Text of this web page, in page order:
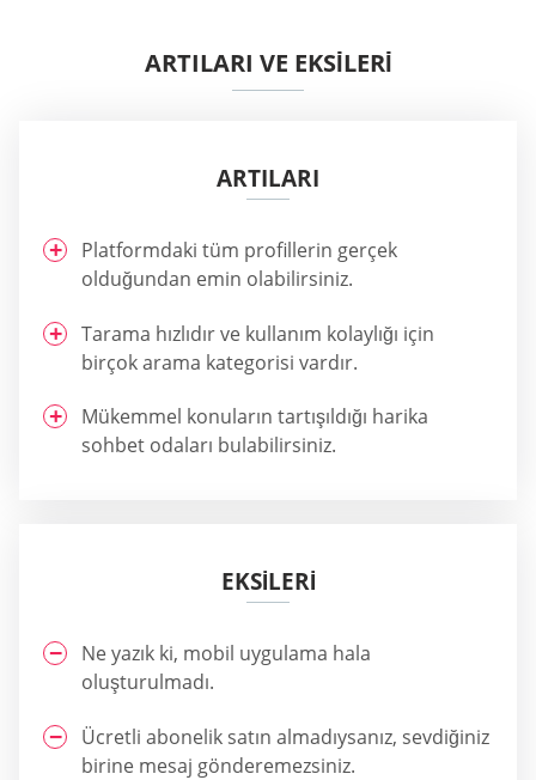
ARTILARI VE EKSİLERİ
ARTILARI
Platformdaki tüm profillerin gerçek
olduğundan emin olabilirsiniz.
Tarama hızlıdır ve kullanım kolaylığı için
birçok arama kategorisi vardır.
Mükemmel konuların tartışıldığı harika
sohbet odaları bulabilirsiniz.
EKSİLERİ
Ne yazık ki, mobil uygulama hala
oluşturulmadı.
Ücretli abonelik satın almadıysanız, sevdiğiniz
birine mesaj gönderemezsiniz.